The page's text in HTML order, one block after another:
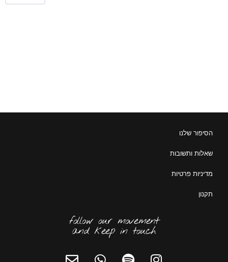
הסיפור שלנו
שאלות ותשובות
מדיניות פרטיות
תקנון
follow our movement
and keep in touch